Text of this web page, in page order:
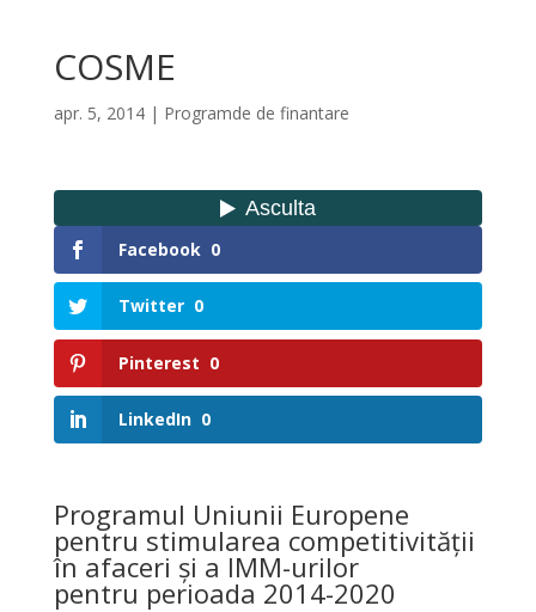
COSME
apr. 5, 2014| Programde de finantare
Facebook 0
Twitter 0
Pinterest 0
LinkedIn 0
Programul Uniunii Europene
pentru stimularea competitivității
în afaceri și a IMM-urilor
pentru perioada 2014-2020